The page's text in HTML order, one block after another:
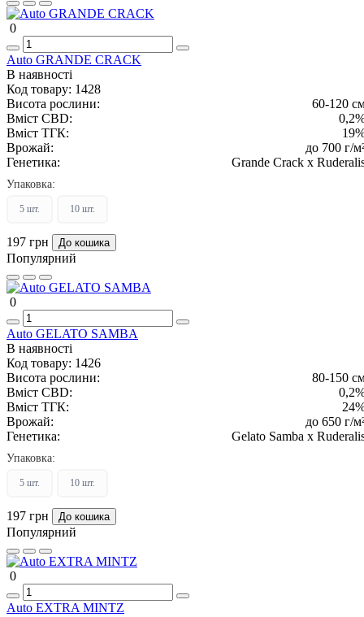
0
Auto GRANDE CRACK
В наявності
Код товару: 1428
Висота рослини:
60-120
Вміст CBD:
Вміст ТГК:
Врожай:
до 700 г/
Генетика:
Grande Crack x
Упаковка:
5 шт. 10 шт.
197 грн До кошика
Популярний
0
Auto GELATO SAMBA
В наявності
Код товару: 1426
Висота рослини:
80-150
Вміст CBD:
Вміст ТГК:
Врожай:
до 650 г/
Генетика:
Gelato Samba x
Упаковка:
5 шт. 10 шт.
197 грн До кошика
Популярний
0
Auto EXTRA MINTZ